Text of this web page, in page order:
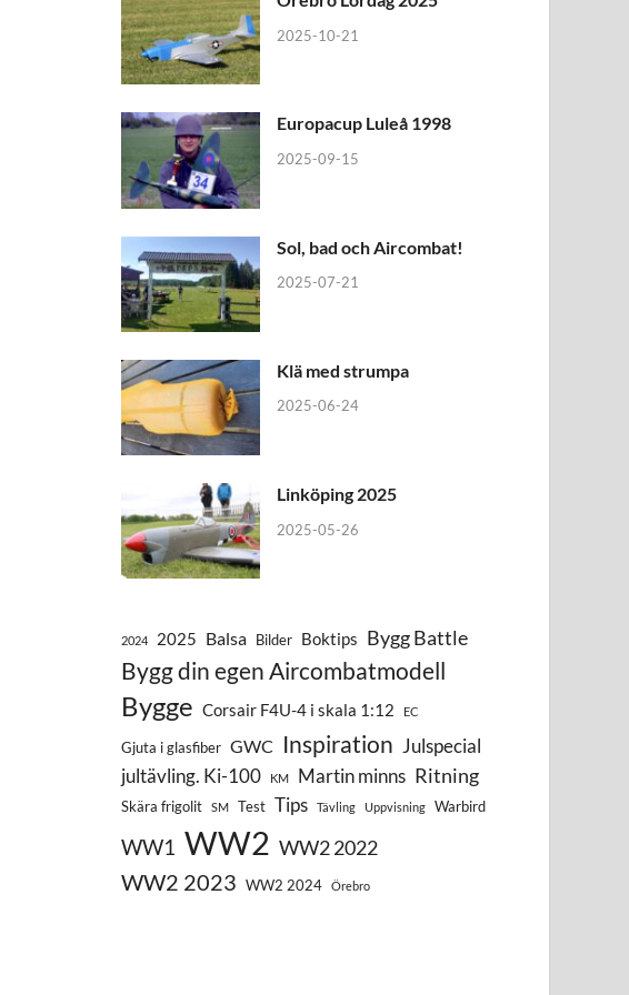
2025-10-21
Europacup Luleå 1998
2025-09-15
Sol, bad och Aircombat!
2025-07-21
Klä med strumpa
2025-06-24
Linköping 2025
2025-05-26
2024 2025 Balsa Bilder Boktips Bygg Battle
Bygg din egen Aircombatmodell
Bygge Corsair F4U-4 i skala 1:12 EC
Gjuta i glasfiber GWC Inspiration Julspecial
jultävling. Ki-100
KM Martin minns Ritning
Skära frigolit SM Test Tips Tävling Uppvisning Warbird
WW1 WW2 WW2 2022
WW2 2023 WW2 2024 Örebro